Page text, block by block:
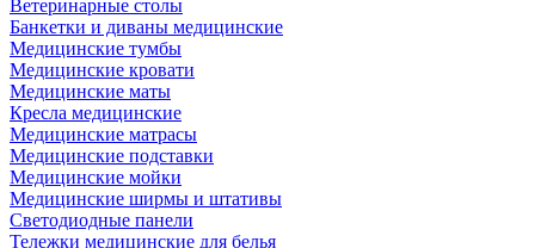
Ветеринарные столы
Банкетки и диваны медицинские
Медицинские тумбы
Медицинские кровати
Медицинские маты
Кресла медицинские
Медицинские матрасы
Медицинские подставки
Медицинские мойки
Медицинские ширмы и штативы
Светодиодные панели
Тележки медицинские для белья